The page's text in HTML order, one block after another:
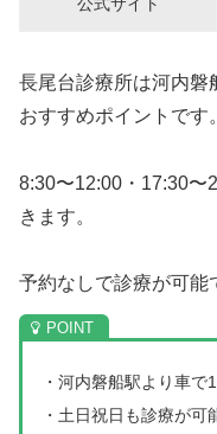
長尾台診療所は河内磐
おすすめポイントです。
8:30〜12:00・17:30〜
きます。
予約なしで診療が可能
・河内磐船駅より車で
・土日祝日も診療が可